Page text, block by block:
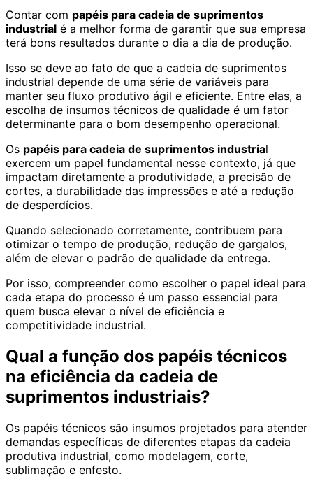
Contar com papéis para cadeia de suprimentos
industrial é a melhor forma de garantir que sua empresa
terá bons resultados durante o dia a dia de produção.
Isso se deve ao fato de que a cadeia de suprimentos
industrial depende de uma série de variáveis para
manter seu fluxo produtivo ágil e eficiente. Entre elas, a
escolha de insumos técnicos de qualidade é um fator
determinante para o bom desempenho operacional.
Os papéis para cadeia de suprimentos industrial
exercem um papel fundamental nesse contexto, já que
impactam diretamente a produtividade, a precisão de
cortes, a durabilidade das impressões e até a redução
de desperdícios.
Quando selecionado corretamente, contribuem para
otimizar o tempo de produção, redução de gargalos,
além de elevar o padrão de qualidade da entrega.
Por isso, compreender como escolher o papel ideal para
cada etapa do processo é um passo essencial para
quem busca elevar o nível de eficiência e
competitividade industrial.
Qual a função dos papéis técnicos
na eficiência da cadeia de
suprimentos industriais?
Os papéis técnicos são insumos projetados para atender
demandas específicas de diferentes etapas da cadeia
produtiva industrial, como modelagem, corte,
sublimação e enfesto.